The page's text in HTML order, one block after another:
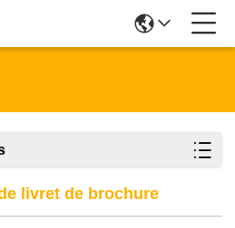
livret de brochure